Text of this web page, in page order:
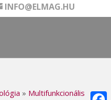
INFO@ELMAG.HU
» Multifunkcionális